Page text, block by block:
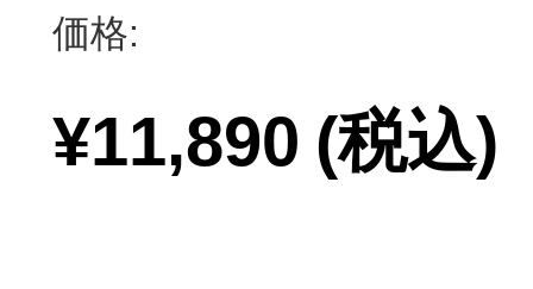
価格:
¥11,890 (税込)